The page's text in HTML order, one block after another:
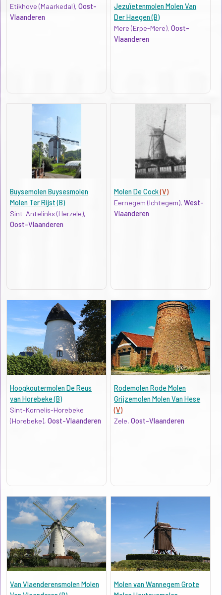
Etikhove (Maarkedal), Oost-
Vlaanderen
Jezuïetenmolen Molen Van
Der Haegen (B)
Mere (Erpe-Mere),Oost-
Vlaanderen
Buysemolen Buysesmolen
Molen Ter Rijst (B)
Sint-Antelinks (Herzele),
Oost-Vlaanderen
Molen De Cock(V)
Eernegem (Ichtegem),West-
Vlaanderen
Hoogkoutermolen De Reus
van Horebeke (B)
Sint-Kornelis-Horebeke
(Horebeke), Oost-Vlaanderen
Rodemolen Rode Molen
Grijzemolen Molen Van Hese
(V)
Zele,Oost-Vlaanderen
Van Vlaenderensmolen Molen
Molen van Wannegem Grote